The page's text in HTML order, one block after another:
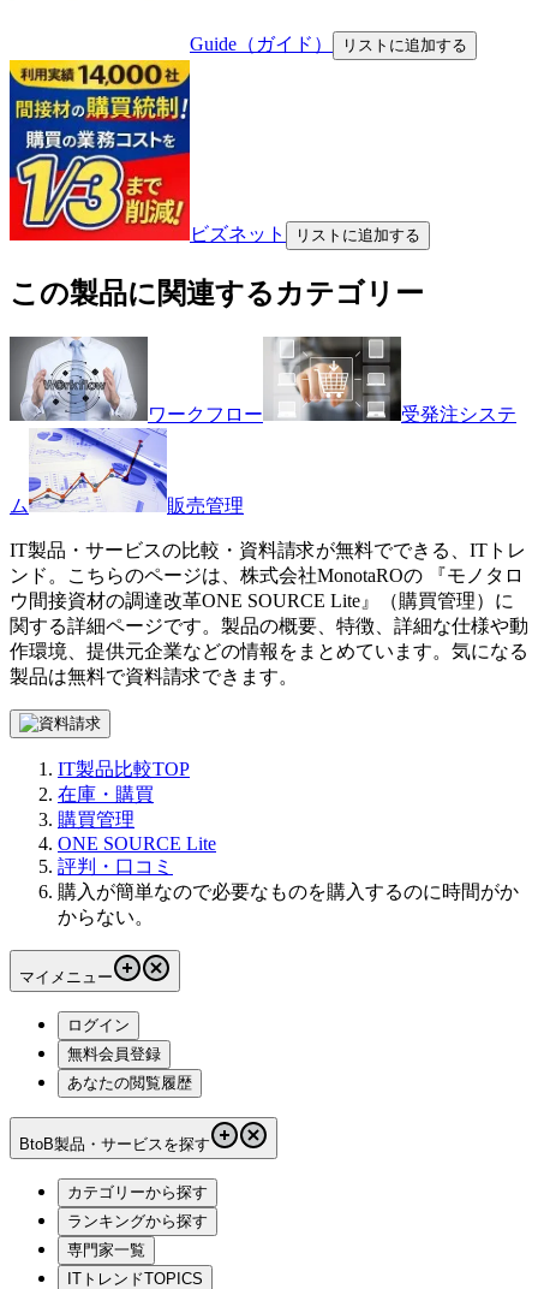
Guide（ガイド） リストに追加する
ビズネット リストに追加する
この製品に関連するカテゴリー
ワークフロー 受発注システ
ム 販売管理
IT製品・サービスの比較・資料請求が無料でできる、ITトレ
ンド。こちらのページは、 株式会社MonotaROの 『モノタロ
ウ間接資材の調達改革ONE SOURCE Lite 』（購買管理）に
関する詳細ページです。製品の概要、特徴、詳細な仕様や動
作環境、提供元企業などの情報をまとめています。気になる
製品は無料で資料請求できます。
IT製品比較TOP
在庫・購買
購買管理
ONE SOURCE Lite
評判・口コミ
購入が簡単なので必要なものを購入するのに時間がか
からない。
マイメニュー
ログイン
無料会員登録
あなたの閲覧履歴
BtoB製品・サービスを探す
カテゴリーから探す
ランキングから探す
専門家一覧
ITトレンドTOPICS